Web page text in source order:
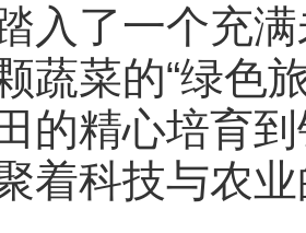
入了一个充
蔬菜的“绿色
的精心培育
着科技与农